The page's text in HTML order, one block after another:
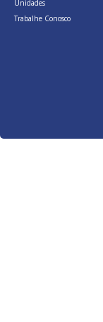
Unidades
Trabalhe Conosco